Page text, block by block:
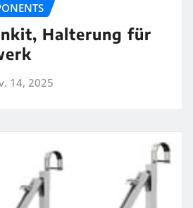
Halterung für
14, 2025